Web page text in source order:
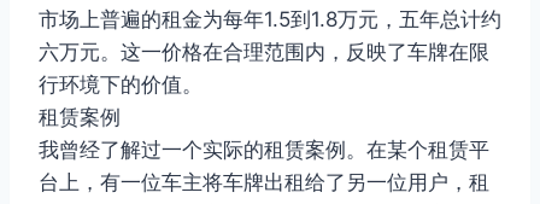
市场上普遍的租金为每年1.5到1.8万元，五年总计约
六万元。这一价格在合理范围内，反映了车牌在限
行环境下的价值。
租赁案例
我曾经了解过一个实际的租赁案例。在某个租赁平
台上，有一位车主将车牌出租给了另一位用户，租